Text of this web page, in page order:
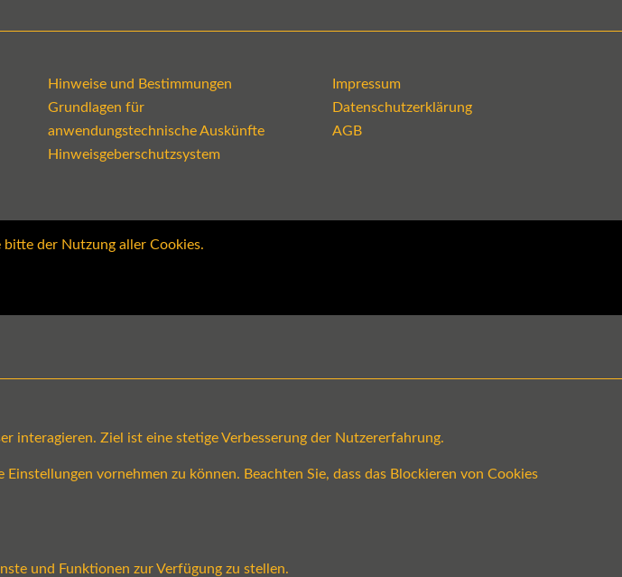
Hinweise und Bestimmungen
Grundlagen für
anwendungstechnische Auskünfte
Hinweisgeberschutzsystem
Impressum
Datenschutzerklärung
AGB
der Nutzung aller Cookies.
interagieren. Ziel ist eine stetige Verbesserung der Nutzererfahrung.
vornehmen zu können. Beachten Sie, dass das Blockieren von Cookies
und Funktionen zur Verfügung zu stellen.